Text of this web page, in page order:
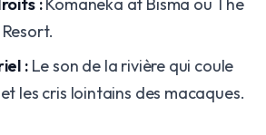
:Le son de la rivière qui coule
les cris lointains des macaques.